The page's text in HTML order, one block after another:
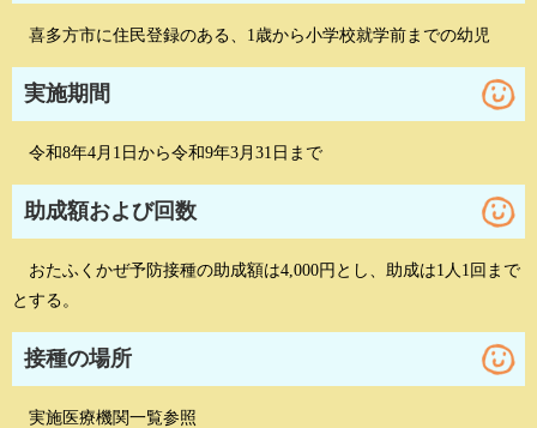
喜多方市に住民登録のある、1歳から小学校就学前までの幼児
実施期間
令和8年4月1日から令和9年3月31日まで
助成額および回数
おたふくかぜ予防接種の助成額は4,000円とし、助成は1人1回まで
とする。
接種の場所
実施医療機関一覧参照